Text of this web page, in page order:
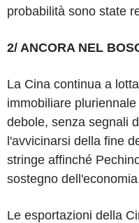
probabilità sono state
2/ ANCORA NEL
La Cina continua a
immobiliare
debole, senza segnali
l'avvicinarsi della fine
stringe affinché
sostegno
Le esportazioni della